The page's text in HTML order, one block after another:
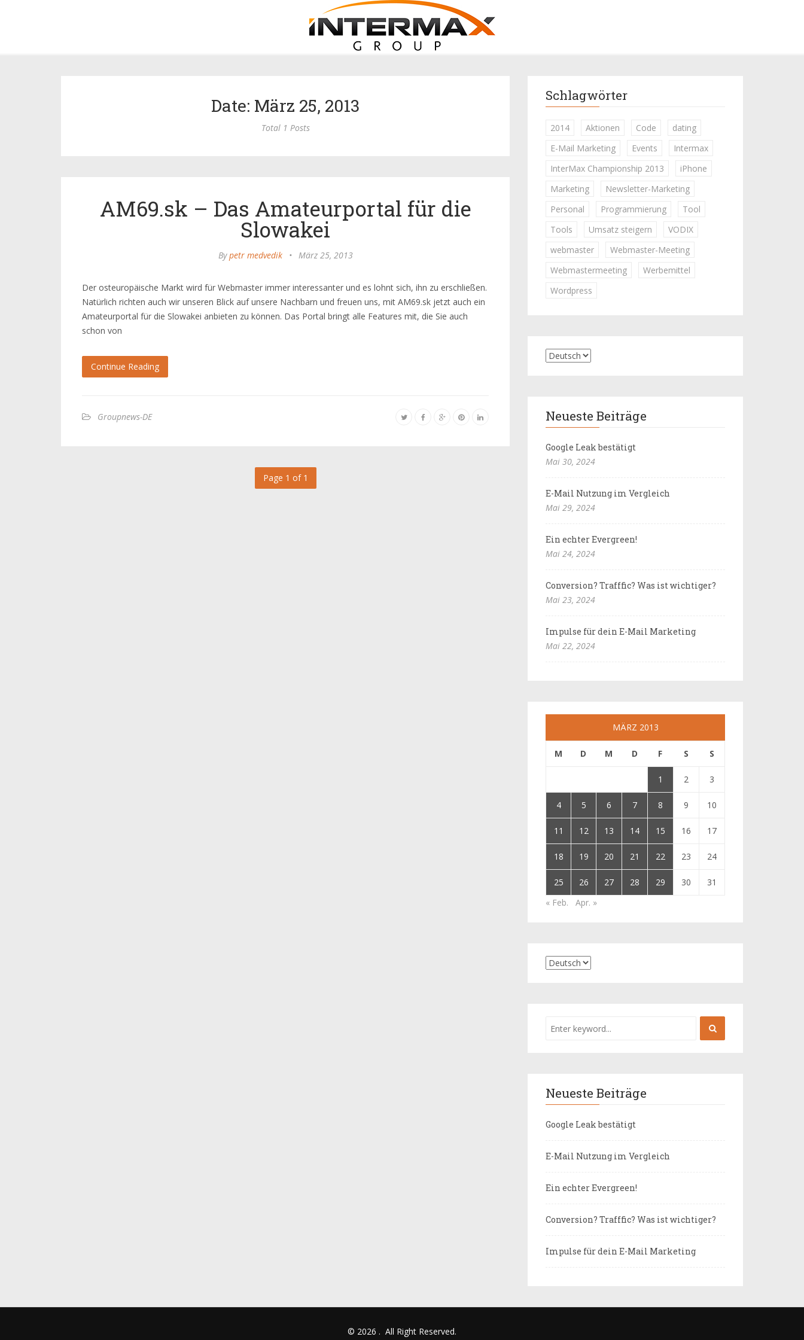
Date: März 25, 2013
Total 1 Posts
AM69.sk – Das Amateurportal für die
Slowakei
Bypetr medvedik • März 25, 2013
Der osteuropäische Markt wird für Webmaster immer interessanter und es lohnt sich, ihn zu erschließen.
Natürlich richten auch wir unseren Blick auf unsere Nachbarn und freuen uns, mit AM69.sk jetzt auch ein
Amateurportal für die Slowakei anbieten zu können. Das Portal bringt alle Features mit, die Sie auch
schon von
Continue Reading
Groupnews-DE
Page 1 of 1
Schlagwörter
2014 Aktionen Code
dating
E-Mail Marketing
Events
Intermax
InterMax Championship 2013
iPhone
Marketing
Newsletter-Marketing
Personal
Programmierung
Tool
Tools
Umsatz steigern
VODIX
webmaster
Webmaster-Meeting
Webmastermeeting
Werbemittel
Wordpress
Neueste Beiträge
Google Leak bestätigt
Mai 30, 2024
E-Mail Nutzung im Vergleich
Mai 29, 2024
Ein echter Evergreen!
Mai 24, 2024
Conversion? Trafffic? Was ist wichtiger?
Mai 23, 2024
Impulse für dein E-Mail Marketing
Mai 22, 2024
MÄRZ 2013
M D M D F S S
1 2 3
4 5 6 7 8 9 10
11 12 13 14 15 16 17
18 19 20 21 22 23 24
25 26 27 28 29 30
31
« Feb.
Apr. »
Neueste Beiträge
Google Leak bestätigt
E-Mail Nutzung im Vergleich
Ein echter Evergreen!
Conversion? Trafffic? Was ist wichtiger?
Impulse für dein E-Mail Marketing
© 2026 . All Right Reserved.